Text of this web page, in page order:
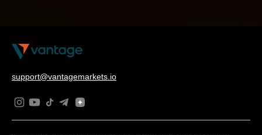
support@vantagemarkets.io